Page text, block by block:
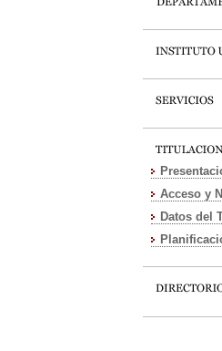
Acceso y
Datos del